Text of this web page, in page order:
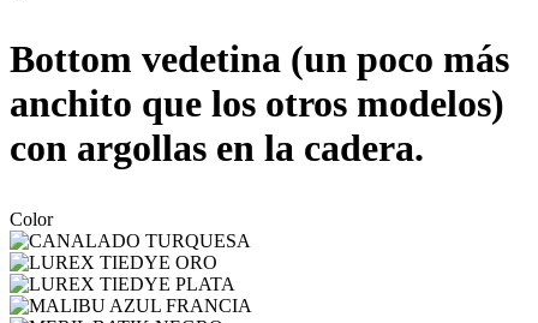
Bottom vedetina (un poco más
anchito que los otros modelos)
con argollas en la cadera.
Color